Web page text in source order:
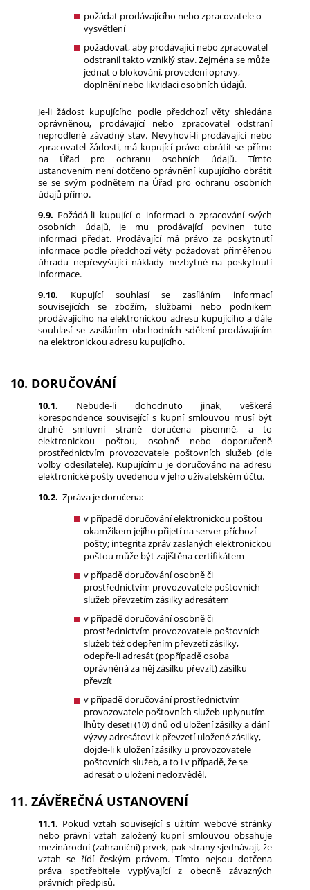
požádat prodávajícího nebo zpracovatele o
vysvětlení
požadovat, aby prodávající nebo zpracovatel
odstranil takto vzniklý stav. Zejména se může
jednat o blokování, provedení opravy,
doplnění nebo likvidaci osobních údajů.
Je-li žádost kupujícího podle předchozí věty shledána
oprávněnou, prodávající nebo zpracovatel odstraní
neprodleně závadný stav. Nevyhoví-li prodávající nebo
zpracovatel žádosti, má kupující právo obrátit se přímo
na Úřad pro ochranu osobních údajů. Tímto
ustanovením není dotčeno oprávnění kupujícího obrátit
se se svým podnětem na Úřad pro ochranu osobních
údajů přímo.
9.9. Požádá-li kupující o informaci o zpracování svých
osobních údajů, je mu prodávající povinen tuto
informaci předat. Prodávající má právo za poskytnutí
informace podle předchozí věty požadovat přiměřenou
úhradu nepřevyšující náklady nezbytné na poskytnutí
informace.
9.10. Kupující souhlasí se zasíláním informací
souvisejících se zbožím, službami nebo podnikem
prodávajícího na elektronickou adresu kupujícího a dále
souhlasí se zasíláním obchodních sdělení prodávajícím
na elektronickou adresu kupujícího.
10. DORUČOVÁNÍ
10.1. Nebude-li dohodnuto jinak, veškerá
korespondence související s kupní smlouvou musí být
druhé smluvní straně doručena písemně, a to
elektronickou poštou, osobně nebo doporučeně
prostřednictvím provozovatele poštovních služeb (dle
volby odesílatele). Kupujícímu je doručováno na adresu
elektronické pošty uvedenou v jeho uživatelském účtu.
10.2. Zpráva je doručena:
v případě doručování elektronickou poštou
okamžikem jejího přijetí na server příchozí
pošty; integrita zpráv zaslaných elektronickou
poštou může být zajištěna certifikátem
v případě doručování osobně či
prostřednictvím provozovatele poštovních
služeb převzetím zásilky adresátem
v případě doručování osobně či
prostřednictvím provozovatele poštovních
služeb též odepřením převzetí zásilky,
odepře-li adresát (popřípadě osoba
oprávněná za něj zásilku převzít) zásilku
převzít
v případě doručování prostřednictvím
provozovatele poštovních služeb uplynutím
lhůty deseti (10) dnů od uložení zásilky a dání
výzvy adresátovi k převzetí uložené zásilky,
dojde-li k uložení zásilky u provozovatele
poštovních služeb, a to i v případě, že se
adresát o uložení nedozvěděl.
11. ZÁVĚREČNÁ USTANOVENÍ
11.1. Pokud vztah související s užitím webové stránky
nebo právní vztah založený kupní smlouvou obsahuje
mezinárodní (zahraniční) prvek, pak strany sjednávají, že
vztah se řídí českým právem. Tímto nejsou dotčena
práva spotřebitele vyplývající z obecně závazných
právních předpisů.